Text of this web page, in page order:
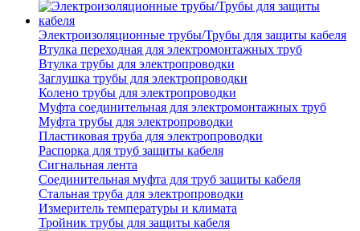
Электроизоляционные трубы/Трубы для защиты кабеля
Втулка переходная для электромонтажных труб
Втулка трубы для электропроводки
Заглушка трубы для электропроводки
Колено трубы для электропроводки
Муфта соединительная для электромонтажных труб
Муфта трубы для электропроводки
Пластиковая труба для электропроводки
Распорка для труб защиты кабеля
Сигнальная лента
Соединительная муфта для труб защиты кабеля
Стальная труба для электропроводки
Измеритель температуры и климата
Тройник трубы для защиты кабеля